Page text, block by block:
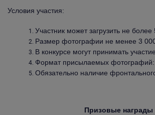
Условия участия:
Участник может загрузить не более
Размер фотографии не менее 3
В конкурсе могут принимать
Формат присылаемых фотографий:
Обязательно наличие
Призовые награды